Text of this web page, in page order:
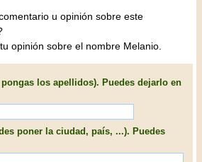
u opinión sobre este
opinión sobre el nombre Melanio.
los apellidos). Puedes dejarlo en
poner la ciudad, país, ...). Puedes